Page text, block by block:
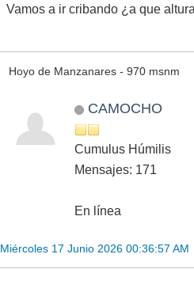
Vamos a ir cribando ¿a que
Hoyo de Manzanares - 970 msnm
CAMOCHO
Cumulus Húmilis
Mensajes: 171
En línea
Miércoles 17 Junio 2026 00:36:57 AM